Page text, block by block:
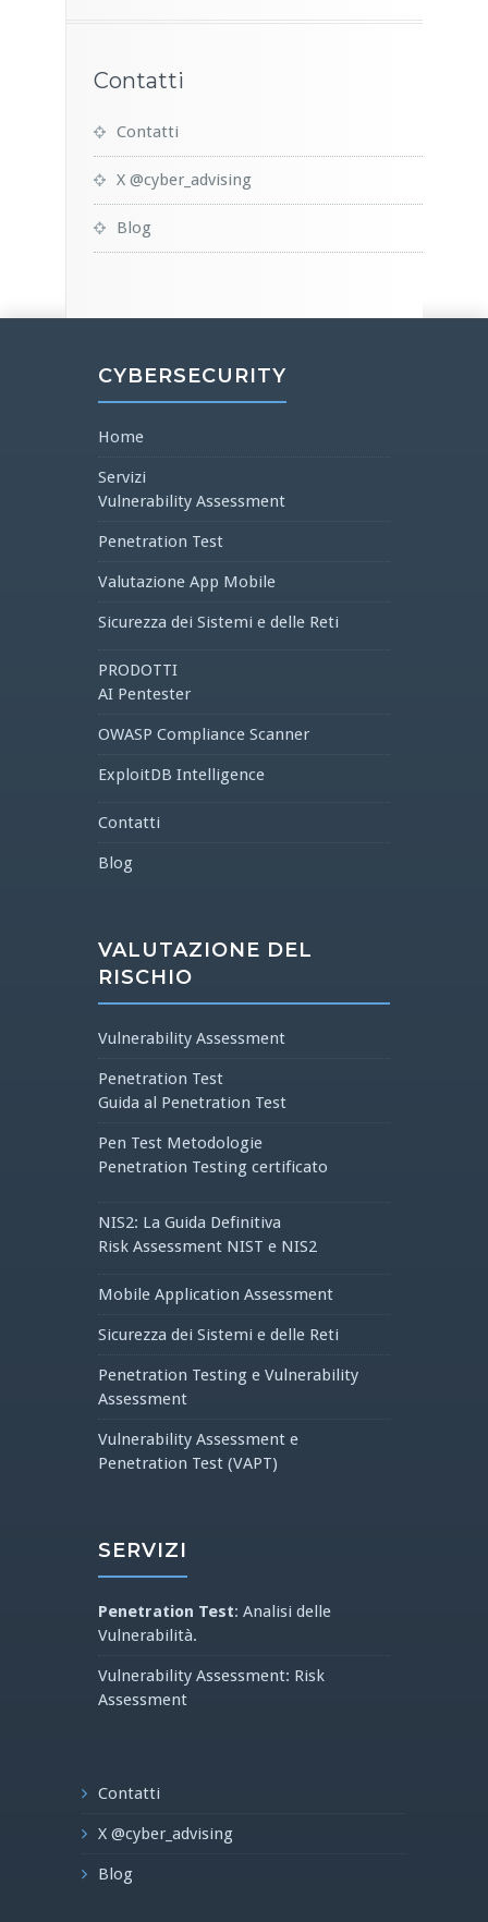
Contatti
Contatti
X @cyber_advising
Blog
CYBERSECURITY
Home
Servizi
Vulnerability Assessment
Penetration Test
Valutazione App Mobile
Sicurezza dei Sistemi e delle Reti
PRODOTTI
AI Pentester
OWASP Compliance Scanner
ExploitDB Intelligence
Contatti
Blog
VALUTAZIONE DEL
RISCHIO
Vulnerability Assessment
Penetration Test
Guida al Penetration Test
Pen Test Metodologie
Penetration Testing certificato
NIS2: La Guida Definitiva
Risk Assessment NIST e NIS2
Mobile Application Assessment
Sicurezza dei Sistemi e delle Reti
Penetration Testing e Vulnerability
Assessment
Vulnerability Assessment e
Penetration Test (VAPT)
SERVIZI
Penetration Test: Analisi delle
Vulnerabilità.
Vulnerability Assessment: Risk
Assessment
Contatti
X @cyber_advising
Blog